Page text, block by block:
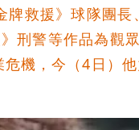
牌救援》球隊團
刑警等作品為觀
機，今（4日）他